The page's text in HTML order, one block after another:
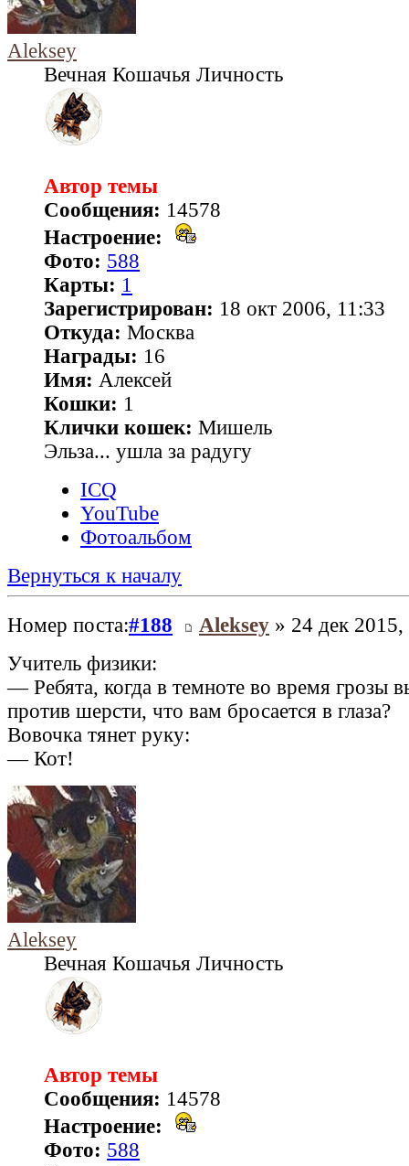
Aleksey
Вечная Кошачья Личность
Автор темы
Сообщения: 14578
Настроение:
Фото: 588
Карты: 1
Зарегистрирован: 18 окт 2006, 11:33
Откуда: Москва
Награды: 16
Имя: Алексей
Кошки: 1
Клички кошек: Мишель
Эльза... ушла за радугу
ICQ
YouTube
Фотоальбом
Вернуться к началу
Номер поста:#188 Aleksey » 24 дек
Учитель физики:
— Ребята, когда в темноте во время грозы
против шерсти, что вам бросается в глаза?
Вовочка тянет руку:
— Кот!
Aleksey
Вечная Кошачья Личность
Автор темы
Сообщения: 14578
Настроение:
Фото: 588